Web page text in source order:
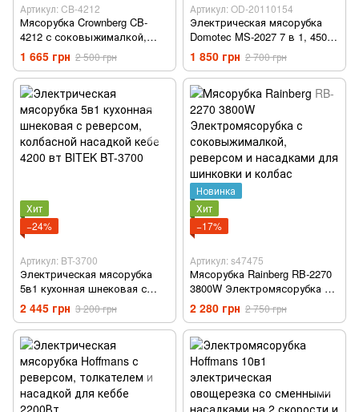
Артикул: CB-4212
Мясорубка Crownberg CB-
4212 с соковыжималкой,
электромясорубка 2500W
1 665 грн 2 500 грн
Артикул: OD-20110154
Электрическая мясорубка
Domotec MS-2027 7 в 1, 4500
Вт, с соковыжималкой,
терками, насадками для
колбас и кеббе
1 850 грн 2 700 грн
Хит
−24%
Артикул: BT-3700
Электрическая мясорубка
5в1 кухонная шнековая с
реверсом, колбасной
насадкой кебе 4200 вт BITEK
BT-3700
2 445 грн 3 200 грн
Новинка
Хит
−17%
Артикул: s47475
Мясорубка Rainberg RB-2270
3800W Электромясорубка с
соковыжималкой, реверсом
и насадками для шинковки и
колбас
2 280 грн 2 750 грн